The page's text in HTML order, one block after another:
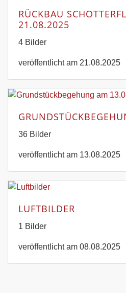
RÜCKBAU
21.08.2025
4 Bilder
veröffentlicht am 21.08.2025
36 Bilder
veröffentlicht am 13.08.2025
LUFTBILDER
1 Bilder
veröffentlicht am 08.08.2025